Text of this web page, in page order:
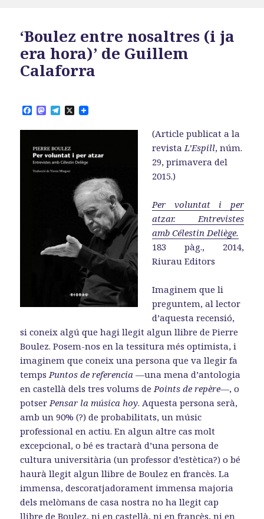
‘Boulez entre nosaltres (i ja
era hora)’ de Guillem
Calaforra
F
c
b
o
o
k
M
s
o
d
o
n
T
l
g
r
a
m
X
(Article publicat a la
revistaL’Espill, núm.
29, primavera del
2015.)
Per voluntat i per
atzar. Entrevistes
amb Célestin Deliège.
183 pàg., 2014,
Riurau Editors
Imaginem que li
preguntem, al lector
d’aquesta recensió,
si coneix algú que hagi llegit algun llibre de Pierre
Boulez. Posem-nos en la tessitura més optimista, i
imaginem que coneix una persona que va llegir fa
tempsPuntos de referencia —una mena d’antologia
en castellà dels tres volums dePoints de repère—, o
potserPensar la música hoy. Aquesta persona serà,
amb un 90% (?) de probabilitats, un músic
professional en actiu. En algun altre cas molt
excepcional, o bé es tractarà d’una persona de
cultura universitària (un professor d’estètica?) o bé
haurà llegit algun llibre de Boulez en francès. La
immensa, descoratjadorament immensa majoria
dels melòmans de casa nostra no ha llegit cap
llibre de Boulez, ni en castellà, ni en francès, ni en